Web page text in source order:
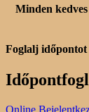
Minden
Foglalj
Online